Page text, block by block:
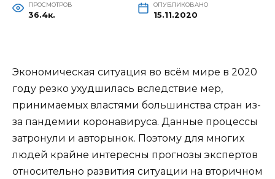
ПРОСМОТРОВ
36.4к.
ОПУБЛИКОВАНО
15.11.2020
Экономическая ситуация во всём мире в 2020
году резко ухудшилась вследствие мер,
принимаемых властями большинства стран из-
за пандемии коронавируса. Данные процессы
затронули и авторынок. Поэтому для многих
людей крайне интересны прогнозы экспертов
относительно развития ситуации на вторичном